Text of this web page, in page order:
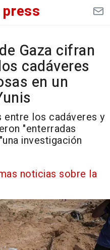
press
Gaza cifran
cadáveres
en un
entre los cadáveres y
"enterradas
investigación
noticias sobre la